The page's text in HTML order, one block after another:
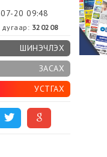
20 09:48
320208
ШИНЭЧЛЭХ
ЗАСАХ
УСТГАХ